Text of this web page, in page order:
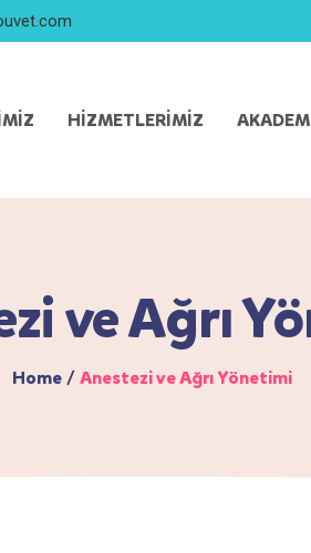
HIZMETLERIMIZ
ve Ağrı
Home / Anestezi ve Ağrı Yönetimi